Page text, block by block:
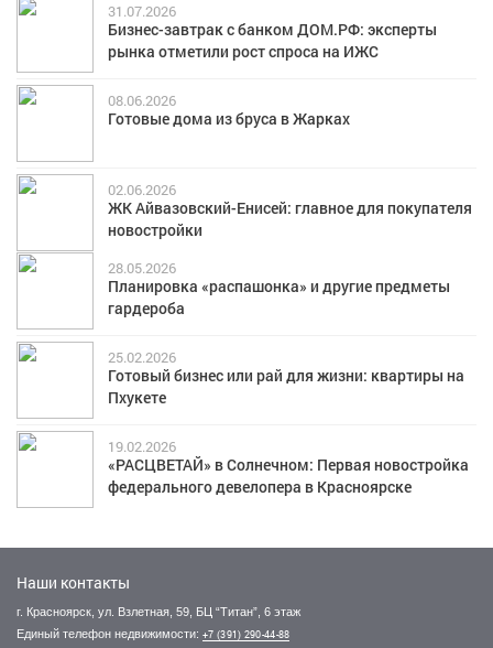
31.07.2026
Бизнес-завтрак с банком ДОМ.РФ: эксперты
рынка отметили рост спроса на ИЖС
08.06.2026
Готовые дома из бруса в Жарках
02.06.2026
ЖК Айвазовский-Енисей: главное для покупателя
новостройки
28.05.2026
Планировка «распашонка» и другие предметы
гардероба
25.02.2026
Готовый бизнес или рай для жизни: квартиры на
Пхукете
19.02.2026
«РАСЦВЕТАЙ» в Солнечном: Первая новостройка
федерального девелопера в Красноярске
Наши контакты
г. Красноярск, ул. Взлетная, 59, БЦ “Титан”, 6 этаж
Единый телефон недвижимости: +7 (391) 290-44-88